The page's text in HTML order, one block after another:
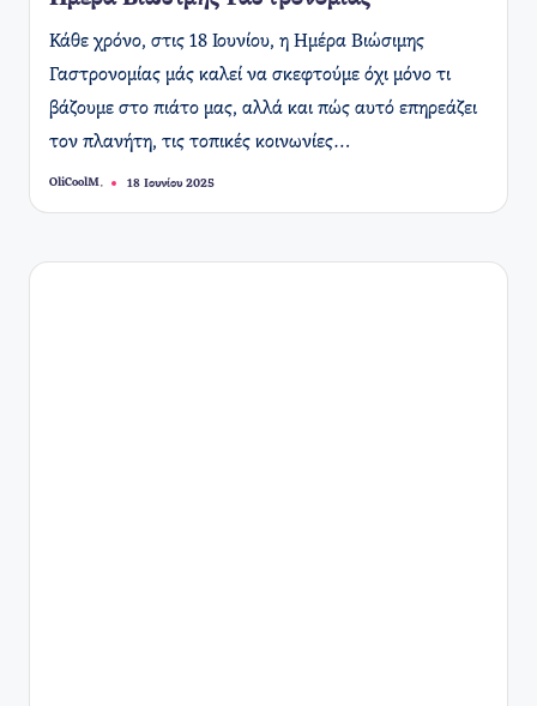
Κάθε χρόνο, στις 18 Ιουνίου, η Ημέρα Βιώσιμης
Γαστρονομίας μάς καλεί να σκεφτούμε όχι μόνο τι
βάζουμε στο πιάτο μας, αλλά και πώς αυτό επηρεάζει
τον πλανήτη, τις τοπικές κοινωνίες…
Συγγραφέας:
OliCoolM. 18 Ιουνίου 2025